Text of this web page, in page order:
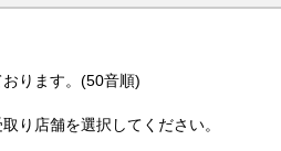
ります。(50音順)
り店舗を選択してください。